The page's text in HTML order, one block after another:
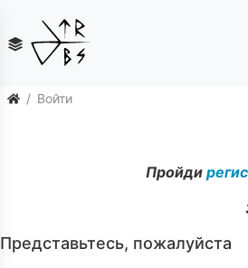
Войти
Пройди
Представьтесь, пожалуйста